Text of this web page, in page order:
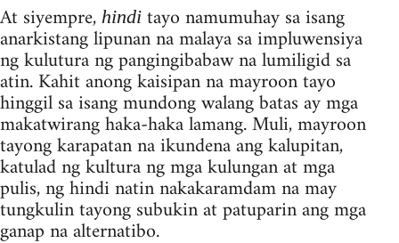
At siyempre, hindi tayo namumuhay sa isang
anarkistang lipunan na malaya sa impluwensiya
ng kulutura ng pangingibabaw na lumiligid sa
atin. Kahit anong kaisipan na mayroon tayo
hinggil sa isang mundong walang batas ay mga
makatwirang haka-haka lamang. Muli, mayroon
tayong karapatan na ikundena ang kalupitan,
katulad ng kultura ng mga kulungan at mga
pulis, ng hindi natin nakakaramdam na may
tungkulin tayong subukin at patuparin ang mga
ganap na alternatibo.